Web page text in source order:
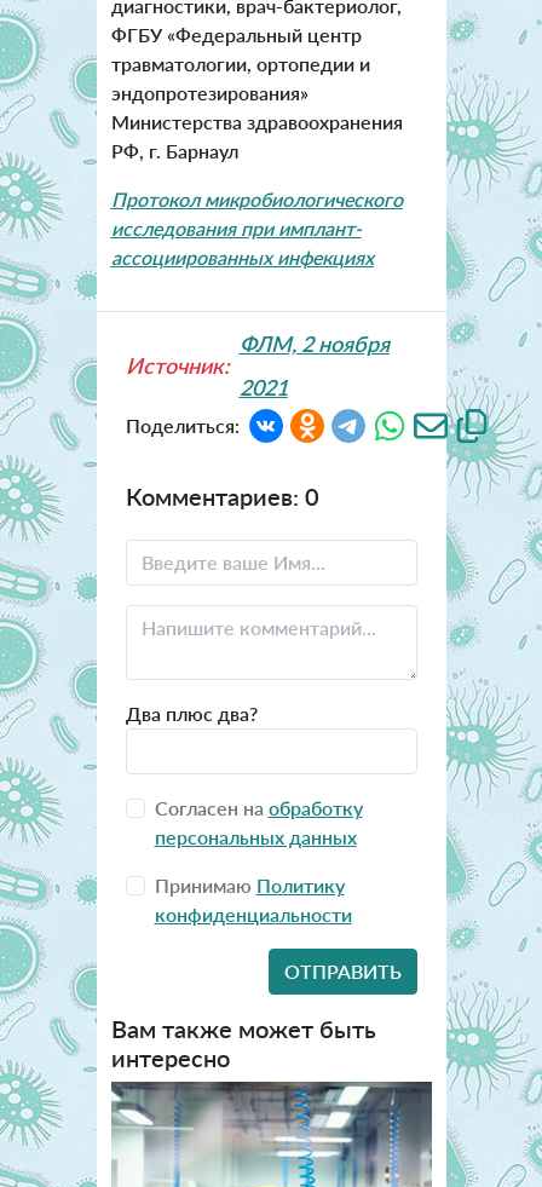
диагностики, врач-бактериолог,
ФГБУ «Федеральный центр
травматологии, ортопедии и
эндопротезирования»
Министерства здравоохранения
РФ, г. Барнаул
Протокол микробиологического
исследования при имплант-
ассоциированных инфекциях
Источник:
ФЛМ, 2 ноября
2021
Поделиться:
Комментариев: 0
Два плюс два?
Согласен на обработку
персональных данных
Принимаю Политику
конфиденциальности
Вам также может быть
интересно